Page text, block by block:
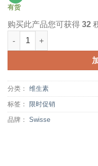
有货
购买此产品您可获得 32
Swisse 睡眠片 100粒 舒缓
分类： 维生素
标签： 限时促销
品牌： Swisse